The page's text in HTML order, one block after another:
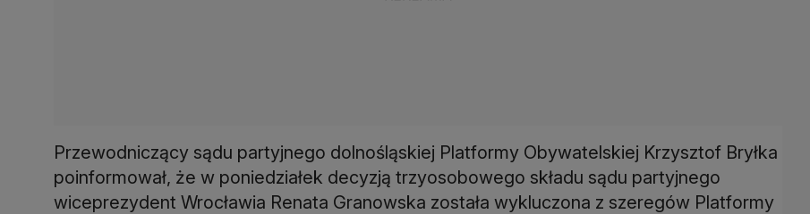
Przewodniczący sądu partyjnego dolnośląskiej Platformy Obywatelskiej Krzysztof Bryłka
poinformował, że w poniedziałek decyzją trzyosobowego składu sądu partyjnego
wiceprezydent Wrocławia Renata Granowska została wykluczona z szeregów Platformy